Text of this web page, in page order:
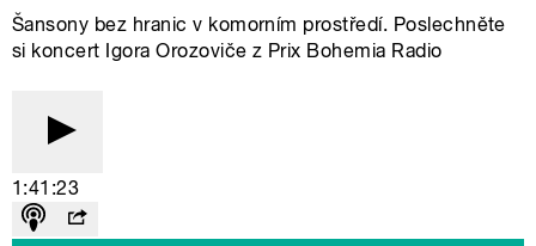
Šansony bez hranic v komorním prostředí. Poslechněte
si koncert Igora Orozoviče z Prix Bohemia Radio
1:41:23